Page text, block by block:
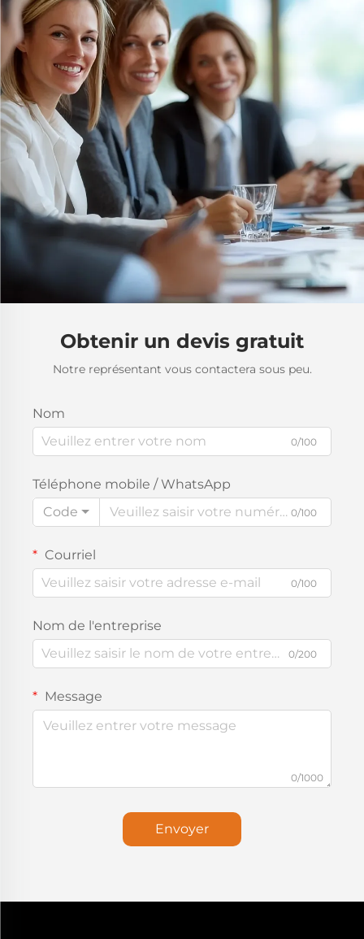
Obtenir un devis gratuit
Notre représentant vous contactera sous peu.
Nom
0/100
Téléphone mobile / WhatsApp
Code
0/100
Courriel
0/100
Nom de l'entreprise
0/200
Message
0/1000
Envoyer